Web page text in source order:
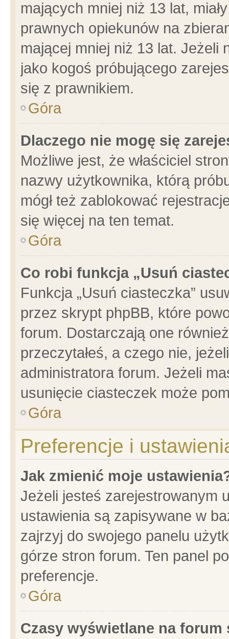
mających mniej niż 13 lat,
prawnych opiekunów na
mającej mniej niż 13 lat. Jeżeli
jako kogoś próbującego
się z prawnikiem.
Góra
Dlaczego nie mogę się
Możliwe jest, że właściciel
nazwy użytkownika, którą
mógł też zablokować
się więcej na ten temat.
Góra
Co robi funkcja „Usuń
Funkcja „Usuń ciasteczka”
przez skrypt phpBB, które
forum. Dostarczają one
przeczytałeś, a czego nie,
administratora forum. Jeżeli
usunięcie ciasteczek może
Góra
Preferencje i
Jak zmienić moje
Jeżeli jesteś zarejestrowanym
ustawienia są zapisywane w
zajrzyj do swojego panelu
górze stron forum. Ten panel
preferencje.
Góra
Czasy wyświetlane na forum